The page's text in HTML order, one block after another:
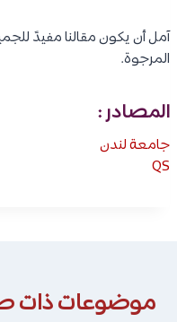
آمل أن يكون مقالنا مفيدً
المرجوة.
المصادر :
جامعة لندن
QS
موضوعات ذات